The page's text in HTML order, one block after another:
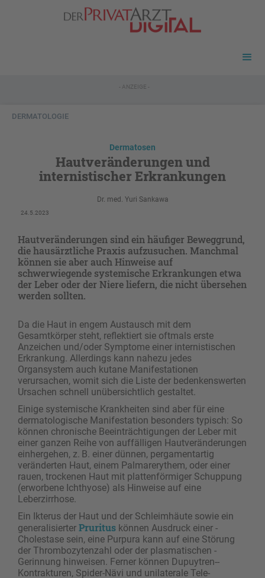
- ANZEIGE -
DERMATOLOGIE
Dermatosen
Hautveränderungen und
internistischer Erkrankungen
Dr. med. Yuri Sankawa
24.5.2023
Hautveränderungen sind ein häufiger Beweggrund,
die hausärztliche Praxis aufzusuchen. Manchmal
können sie aber auch Hinweise auf
schwerwiegende systemische Erkrankungen etwa
der Leber oder der Niere liefern, die nicht übersehen
werden sollten.
Da die Haut in engem Austausch mit dem
Gesamtkörper steht, reflektiert sie oftmals erste
Anzeichen und/oder Symptome einer internistischen
Erkrankung. Allerdings kann nahezu jedes
Organsystem auch kutane Manifestationen
verursachen, womit sich die Liste der bedenkenswerten
Ursachen schnell unübersichtlich gestaltet.
Einige systemische Krankheiten sind aber für eine
dermatologische Manifestation besonders typisch: So
können chronische Beeinträchtigungen der Leber mit
einer ganzen Reihe von auffälligen Hautveränderungen
einhergehen, z. B. einer dünnen, pergamentartig
veränderten Haut, einem Palmarerythem, oder einer
rauen, trockenen Haut mit plattenförmiger Schuppung
(erworbene Ichthyose) als Hinweise auf eine
Leberzirrhose.
Ein Ikterus der Haut und der Schleimhäute sowie ein
generalisierter Pruritus ­können Ausdruck einer ­
Cholestase sein, eine Purpura kann auf eine Störung
der Thrombozytenzahl oder der plasmatischen ­
Gerinnung hinweisen. Ferner können Dupuytren-­
Kontrakturen, Spider-Nävi und unilaterale Tele­